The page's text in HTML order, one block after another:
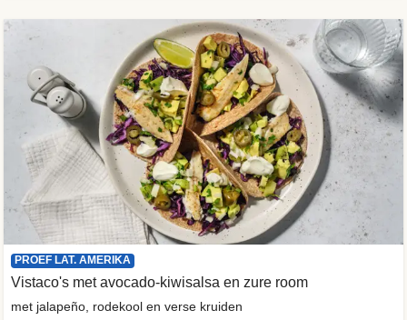
PROEF LAT. AMERIKA
Vistaco's met avocado-kiwisalsa en zure room
met jalapeño, rodekool en verse kruiden